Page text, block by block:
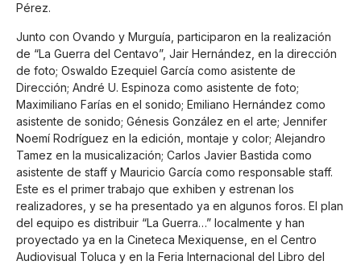
Pérez.
Junto con Ovando y Murguía, participaron en la realización
de “La Guerra del Centavo”, Jair Hernández, en la dirección
de foto; Oswaldo Ezequiel García como asistente de
Dirección; André U. Espinoza como asistente de foto;
Maximiliano Farías en el sonido; Emiliano Hernández como
asistente de sonido; Génesis González en el arte; Jennifer
Noemí Rodríguez en la edición, montaje y color; Alejandro
Tamez en la musicalización; Carlos Javier Bastida como
asistente de staff y Mauricio García como responsable staff.
Este es el primer trabajo que exhiben y estrenan los
realizadores, y se ha presentado ya en algunos foros. El plan
del equipo es distribuir “La Guerra…” localmente y han
proyectado ya en la Cineteca Mexiquense, en el Centro
Audiovisual Toluca y en la Feria Internacional del Libro del